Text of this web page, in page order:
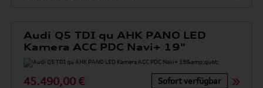
Audi Q5 TDI qu AHK PANO LED
Kamera ACC PDC Navi+ 19"
45.490,00 € Sofort verfügbar